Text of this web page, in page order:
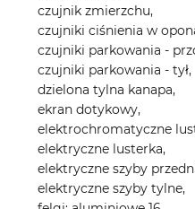
czujnik zmierzchu,
czujniki ciśnienia w
czujniki parkowania -
czujniki parkowania - tył,
dzielona tylna kanapa,
ekran dotykowy,
elektrochromatyczne
elektryczne lusterka,
elektryczne szyby
elektryczne szyby tylne,